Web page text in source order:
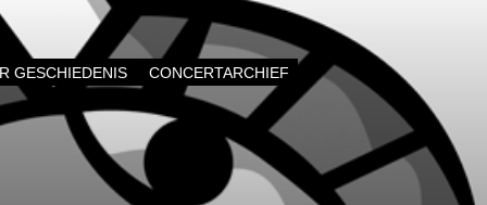
GESCHIEDENIS CONCERTARCHIEF